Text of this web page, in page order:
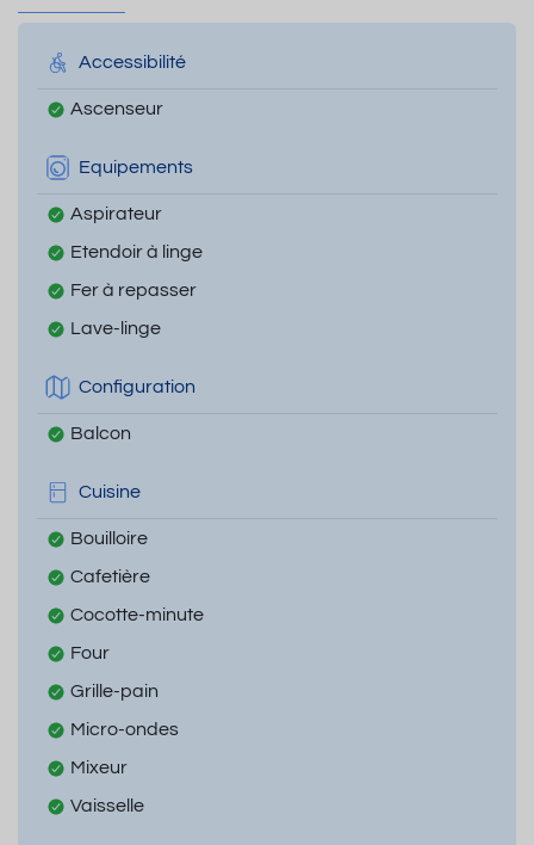
Accessibilité
Ascenseur
Equipements
Aspirateur
Etendoir à linge
Fer à repasser
Lave-linge
Configuration
Balcon
Cuisine
Bouilloire
Cafetière
Cocotte-minute
Four
Grille-pain
Micro-ondes
Mixeur
Vaisselle